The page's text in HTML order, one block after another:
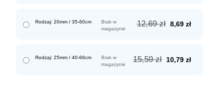
Rodzaj: 20mm / 35-60cm 12,69zł Pierwotna
8,69 zł
Brak w
magazynie
Rodzaj: 25mm / 40-66cm 15,59zł
Pierwotna
10,79 zł
Brak w
magazynie